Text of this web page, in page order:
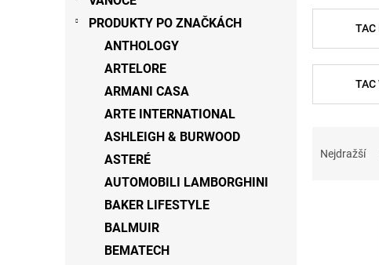
PRODUKTY PO ZNAČKÁCH
ANTHOLOGY
ARTELORE
ARMANI CASA
ARTE INTERNATIONAL
ASHLEIGH & BURWOOD
ASTERÉ
AUTOMOBILI LAMBORGHINI
BAKER LIFESTYLE
BALMUIR
BEMATECH
TAC
TAC
Nejdražší